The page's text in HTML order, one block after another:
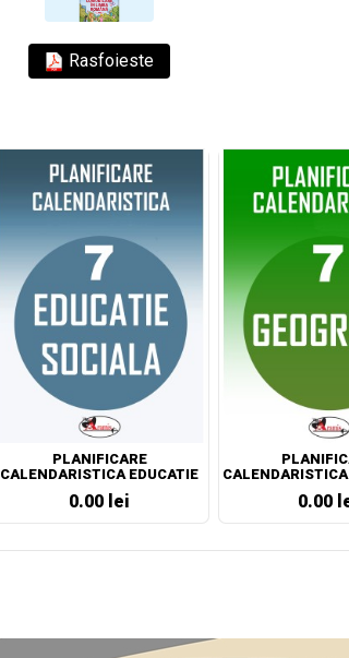
Rasfoieste
PLANIFICARE
CALENDARISTICA EDUCATIE
SOCIALA CLASA A VII-A
0.00 lei
CLASA A
0.00